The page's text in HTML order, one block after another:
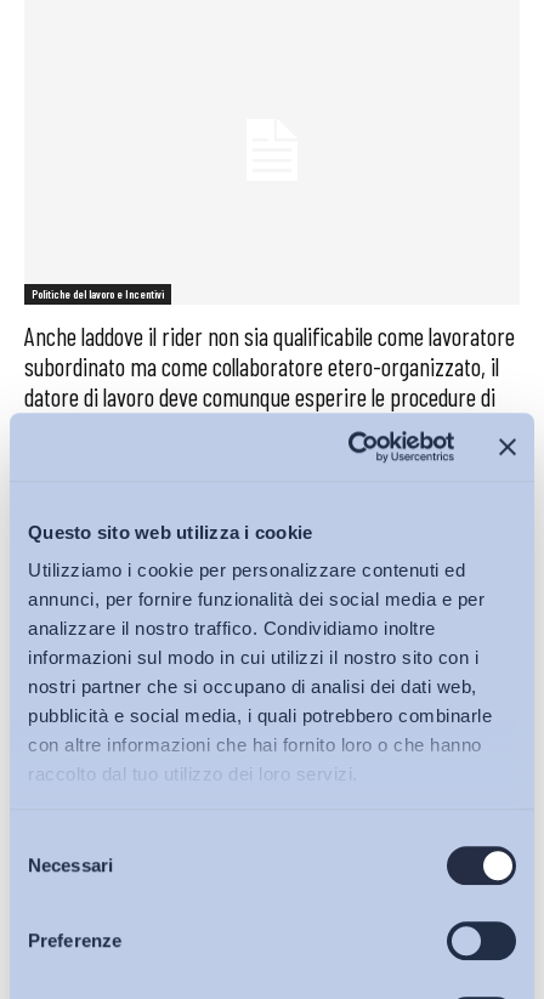
Questo sito web utilizza i cookie
Utilizziamo i cookie per personalizzare contenuti ed
annunci, per fornire funzionalità dei social media e per
analizzare il nostro traffico. Condividiamo inoltre
informazioni sul modo in cui utilizzi il nostro sito con i
nostri partner che si occupano di analisi dei dati web,
pubblicità e social media, i quali potrebbero combinarle
con altre informazioni che hai fornito loro o che hanno
raccolto dal tuo utilizzo dei loro servizi.
delNecessari
Preferenze
Bollettini ADAPT
Articoli
Politiche del lavoro e Incentivi
Anche laddove il rider non sia qualificabile come lavoratore
subordinato ma come collaboratore etero-organizzato, il
datore di lavoro deve comunque esperire le procedure di
consultazione ex art. 4 della legge n. 223/1991
0
Costituisce un’ipotesi di discriminazione diretta la
mancata proroga del contratto di lavoro somministrato a
tempo determinato se connessa all’insorgere dello stato di
gravidanza della lavoratrice